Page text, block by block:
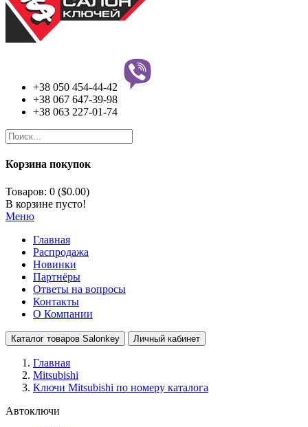
+38 050 454-44-42
+38 067 647-39-98
+38 063 227-01-74
Корзина покупок
Товаров: 0 ($0.00)
В корзине пусто!
Меню
Главная
Распродажа
Новинки
Партнёры
Ответы на вопросы
Контакты
О Компании
Каталог товаров Salonkey Личный кабинет
Главная
Mitsubishi
Ключи Mitsubishi по номеру каталога
Автоключи